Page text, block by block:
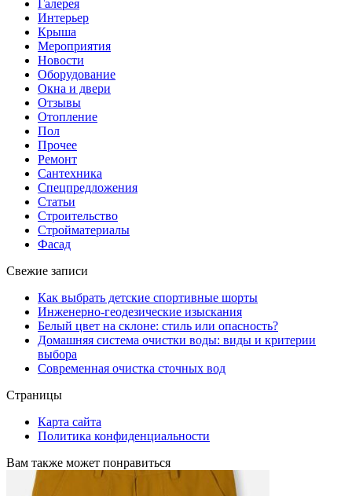
Галерея
Интерьер
Крыша
Мероприятия
Новости
Оборудование
Окна и двери
Отзывы
Отопление
Пол
Прочее
Ремонт
Сантехника
Спецпредложения
Статьи
Строительство
Стройматериалы
Фасад
Свежие записи
Как выбрать детские спортивные шорты
Инженерно-геодезические изыскания
Белый цвет на склоне: стиль или опасность?
Домашняя система очистки воды: виды и критерии
выбора
Современная очистка сточных вод
Страницы
Карта сайта
Политика конфиденциальности
Вам также может понравиться